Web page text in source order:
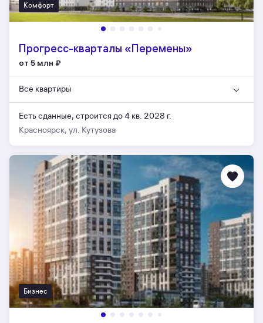
Комфорт
Прогресс-кварталы «Перемены»
от 5 млн ₽
Все квартиры
Есть сданные, строится до 4 кв. 2028 г.
Красноярск, ул. Кутузова
Бизнес